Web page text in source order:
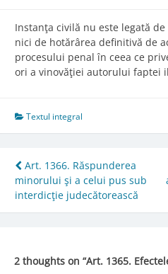
Instanţa civilă nu este legată
nici de hotărârea definitivă de
procesului penal în ceea ce
ori a vinovăţiei autorului faptei
Textul integral
Post
navigation
Art. 1366. Răspunderea
minorului şi a celui pus sub
interdicţie judecătorească
2 thoughts on “Art. 1365.